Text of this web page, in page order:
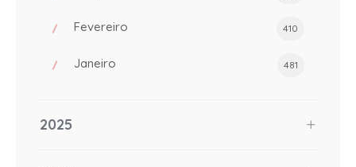
Fevereiro 410
Janeiro 481
2025